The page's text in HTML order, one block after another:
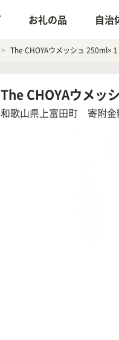
お礼の品 自治
The CHOYAウメッシュ 250ml×
The CHOYAウメッ
和歌山県上富田町 寄附金